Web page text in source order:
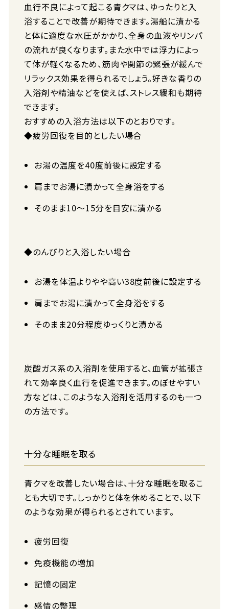
血行不良によって起こる青クマは、ゆったりと入
浴することで改善が期待できます。湯船に漬かる
と体に適度な水圧がかかり、全身の血液やリンパ
の流れが良くなります。また水中では浮力によっ
て体が軽くなるため、筋肉や関節の緊張が緩んで
リラックス効果を得られるでしょう。好きな香りの
入浴剤や精油などを使えば、ストレス緩和も期待
できます。
おすすめの入浴方法は以下のとおりです。
◆疲労回復を目的としたい場合
お湯の温度を40度前後に設定する
肩までお湯に漬かって全身浴をする
そのまま10～15分を目安に漬かる
◆のんびりと入浴したい場合
お湯を体温よりやや高い38度前後に設定する
肩までお湯に漬かって全身浴をする
そのまま20分程度ゆっくりと漬かる
炭酸ガス系の入浴剤を使用すると、血管が拡張さ
れて効率良く血行を促進できます。のぼせやすい
方などは、このような入浴剤を活用するのも一つ
の方法です。
十分な睡眠を取る
青クマを改善したい場合は、十分な睡眠を取るこ
とも大切です。しっかりと体を休めることで、以下
のような効果が得られるとされています。
疲労回復
免疫機能の増加
記憶の固定
感情の整理